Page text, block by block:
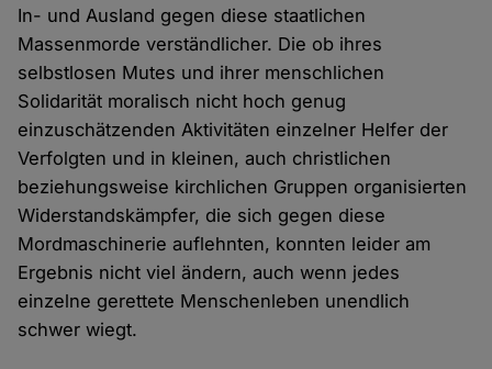
In- und Ausland gegen diese staatlichen
Massenmorde verständlicher. Die ob ihres
selbstlosen Mutes und ihrer menschlichen
Solidarität moralisch nicht hoch genug
einzuschätzenden Aktivitäten einzelner Helfer der
Verfolgten und in kleinen, auch christlichen
beziehungsweise kirchlichen Gruppen organisierten
Widerstandskämpfer, die sich gegen diese
Mordmaschinerie auflehnten, konnten leider am
Ergebnis nicht viel ändern, auch wenn jedes
einzelne gerettete Menschenleben unendlich
schwer wiegt.